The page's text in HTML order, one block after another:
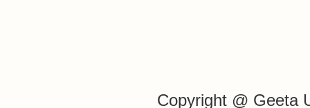
Copyright @ Geeta